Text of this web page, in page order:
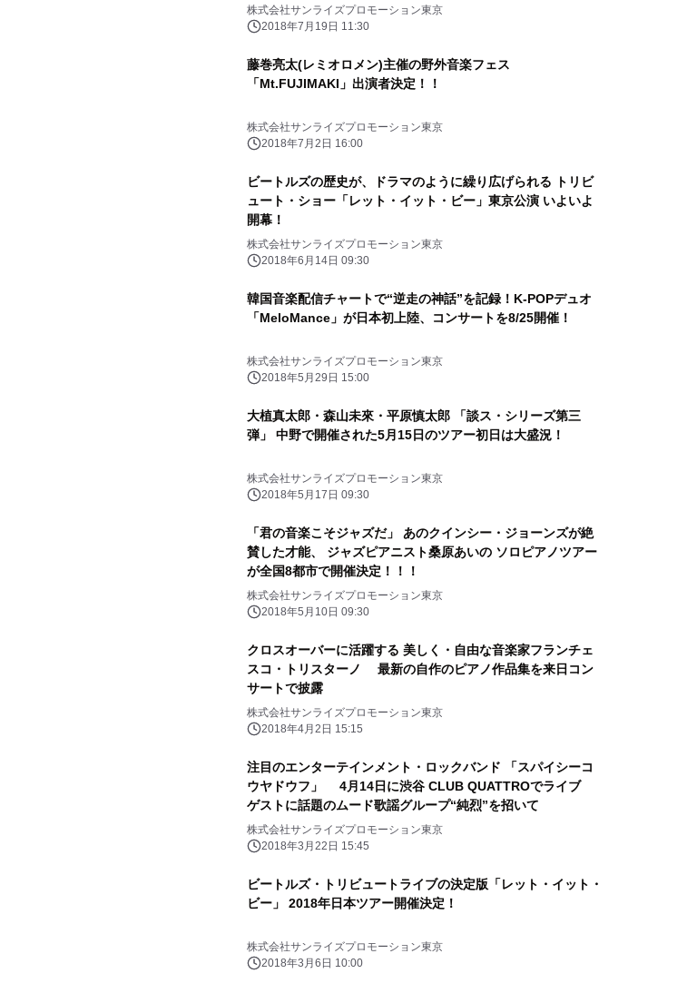
株式会社サンライズプロモーション東京
2018年7月19日 11:30
藤巻亮太(レミオロメン)主催の野外音楽フェス
「Mt.FUJIMAKI」出演者決定！！
株式会社サンライズプロモーション東京
2018年7月2日 16:00
ビートルズの歴史が、ドラマのように繰り広げられる トリビ
ュート・ショー「レット・イット・ビー」東京公演 いよいよ
開幕！
株式会社サンライズプロモーション東京
2018年6月14日 09:30
韓国音楽配信チャートで“逆走の神話”を記録！K-POPデュオ
「MeloMance」が日本初上陸、コンサートを8/25開催！
株式会社サンライズプロモーション東京
2018年5月29日 15:00
大植真太郎・森山未來・平原慎太郎 「談ス・シリーズ第三
弾」 中野で開催された5月15日のツアー初日は大盛況！
株式会社サンライズプロモーション東京
2018年5月17日 09:30
「君の音楽こそジャズだ」 あのクインシー・ジョーンズが絶
賛した才能、 ジャズピアニスト桑原あいの ソロピアノツアー
が全国8都市で開催決定！！！
株式会社サンライズプロモーション東京
2018年5月10日 09:30
クロスオーバーに活躍する 美しく・自由な音楽家フランチェ
スコ・トリスターノ 最新の自作のピアノ作品集を来日コン
サートで披露
株式会社サンライズプロモーション東京
2018年4月2日 15:15
注目のエンターテインメント・ロックバンド 「スパイシーコ
ウヤドウフ」 4月14日に渋谷 CLUB QUATTROでライブ
ゲストに話題のムード歌謡グループ“純烈”を招いて
株式会社サンライズプロモーション東京
2018年3月22日 15:45
ビートルズ・トリビュートライブの決定版「レット・イット・
ビー」 2018年日本ツアー開催決定！
株式会社サンライズプロモーション東京
2018年3月6日 10:00